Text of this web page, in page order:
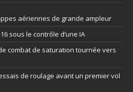
aériennes de grande ampleur
sous le contrôle d’une IA
combat de saturation tournée vers
de roulage avant un premier vol